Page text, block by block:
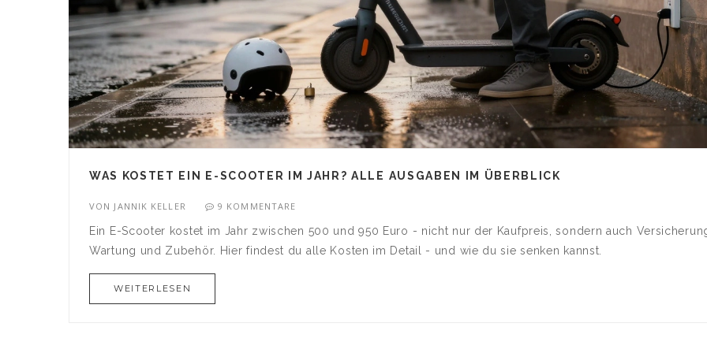
WAS KOSTET EIN E-SCOOTER IM JAHR? ALLE AUSGABEN IM ÜBERBLICK
VON JANNIK KELLER 9 KOMMENTARE
Ein E-Scooter kostet im Jahr zwischen 500 und 950 Euro - nicht nur der Kaufpreis, sondern auch
Wartung und Zubehör. Hier findest du alle Kosten im Detail - und wie du sie senken kannst.
WEITERLESEN